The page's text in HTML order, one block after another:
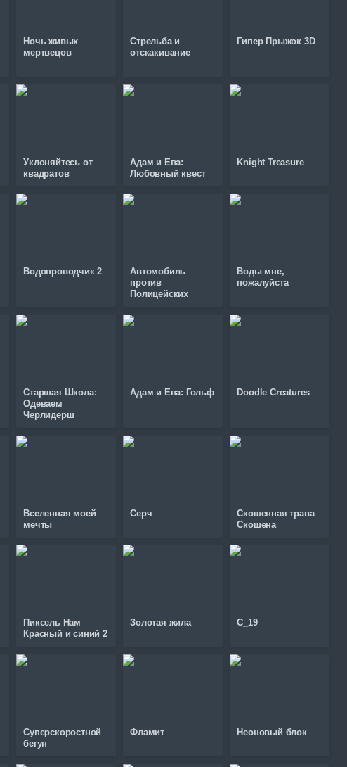
Ночь живых
мертвецов
Стрельба и
отскакивание
Гипер Прыжок 3D
Уклоняйтесь от
квадратов
Адам и Ева:
Любовный квест
Knight Treasure
Водопроводчик 2
Автомобиль
против
Полицейских
Воды мне,
пожалуйста
Старшая Школа:
Одеваем
Черлидерш
Адам и Ева: Гольф Doodle Creatures
Вселенная моей
мечты
Серч
Скошенная трава
Скошена
Пиксель Нам
Красный и синий 2
Золотая жила C_19
Суперскоростной
бегун
Фламит Неоновый блок